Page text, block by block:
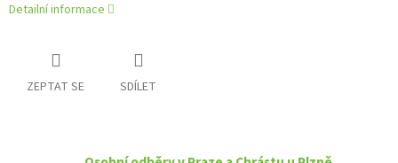
Detailní informace
ZEPTAT SE SDÍLET